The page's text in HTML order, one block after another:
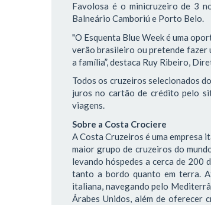
Favolosa é o minicruzeiro de 3
Balneário Camboriú e Porto Belo.
"O Esquenta Blue Week é uma
verão brasileiro ou pretende fazer
a família”, destaca Ruy Ribeiro,
Todos os cruzeiros selecionados
juros no cartão de crédito pelo
viagens.
Sobre a Costa Crociere
A Costa Cruzeiros é uma empresa
maior grupo de cruzeiros do
levando hóspedes a cerca de 200
tanto a bordo quanto em terra.
italiana, navegando pelo
Árabes Unidos, além de oferecer